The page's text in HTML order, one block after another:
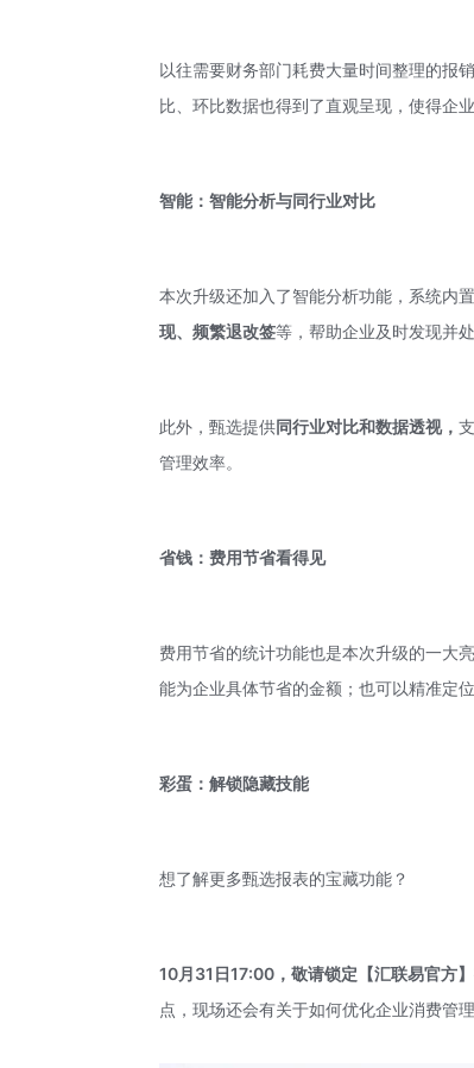
以往需要财务部门耗费大量时间整理的报
比、环比数据也得到了直观呈现，使得企
智能：智能分析与同行业对比
本次升级还加入了智能分析功能，系统内
现、频繁退改签等，帮助企业及时发现并
此外，甄选提供同行业对比和数据透视，
管理效率。
省钱：费用节省看得见
费用节省的统计功能也是本次升级的一大
能为企业具体节省的金额；也可以精准定
彩蛋：解锁隐藏技能
想了解更多甄选报表的宝藏功能？
10月31日17:00，敬请锁定【汇联易官方
点，现场还会有关于如何优化企业消费管